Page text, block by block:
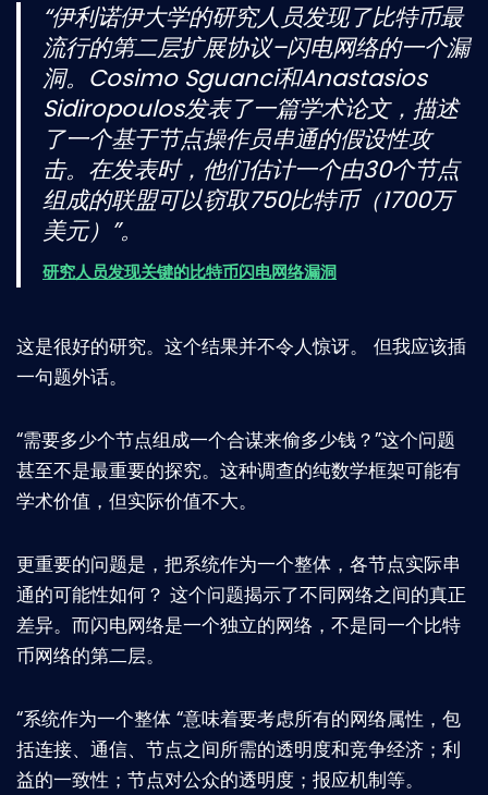
“伊利诺伊大学的研究人员发现了比特币最
流行的第二层扩展协议–闪电网络的一个漏
洞。Cosimo Sguanci和Anastasios
Sidiropoulos发表了一篇学术论文，描述
了一个基于节点操作员串通的假设性攻
击。在发表时，他们估计一个由30个节点
组成的联盟可以窃取750比特币（1700万
美元）”。
研究人员发现关键的比特币闪电网络漏洞
这是很好的研究。这个结果并不令人惊讶。 但我应该插
一句题外话。
“需要多少个节点组成一个合谋来偷多少钱？”这个问题
甚至不是最重要的探究。这种调查的纯数学框架可能有
学术价值，但实际价值不大。
更重要的问题是，把系统作为一个整体，各节点实际串
通的可能性如何？ 这个问题揭示了不同网络之间的真正
差异。而闪电网络是一个独立的网络，不是同一个比特
币网络的第二层。
“系统作为一个整体 “意味着要考虑所有的网络属性，包
括连接、通信、节点之间所需的透明度和竞争经济；利
益的一致性；节点对公众的透明度；报应机制等。